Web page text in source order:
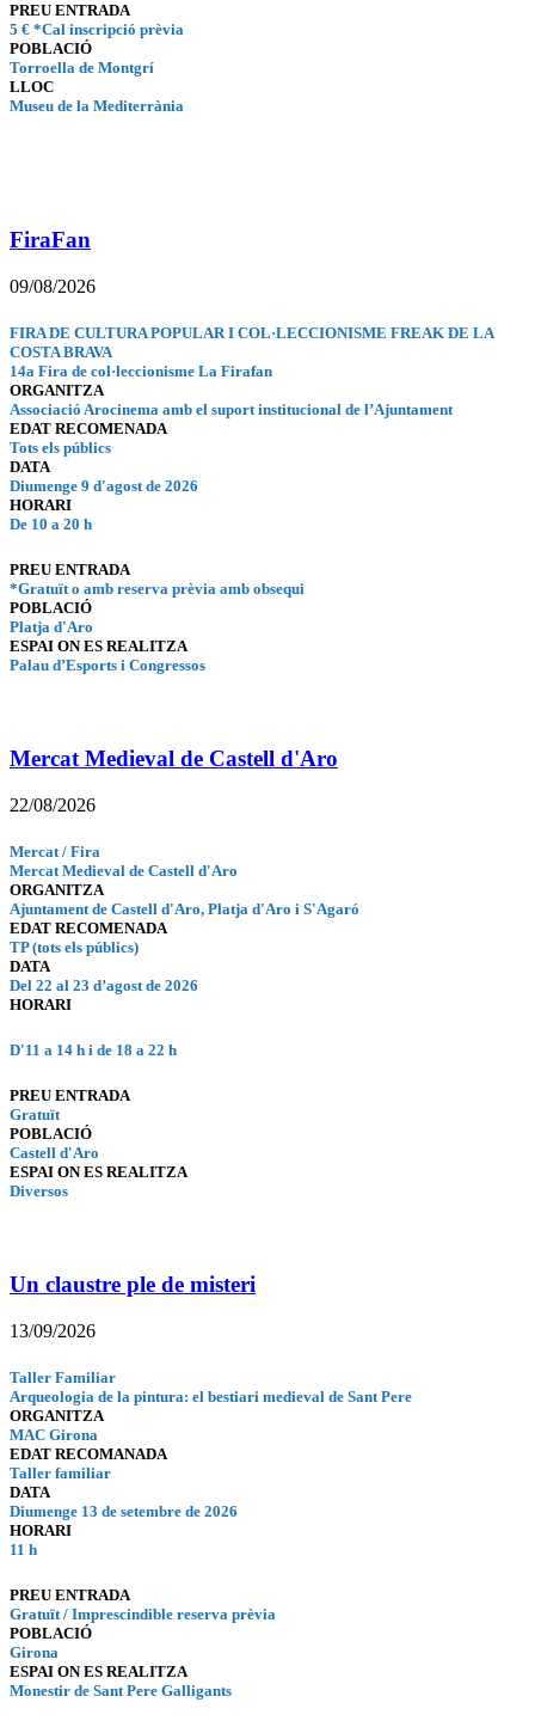
PREU ENTRADA
5 € *Cal inscripció prèvia
POBLACIÓ
Torroella de Montgrí
LLOC
Museu de la Mediterrània
FiraFan
09/08/2026
FIRA DE CULTURA POPULAR I COL·LECCIONISME FREAK DE LA
COSTA BRAVA
14a Fira de col·leccionisme La Firafan
ORGANITZA
Associació Arocinema amb el suport institucional de l’Ajuntament
EDAT RECOMENADA
Tots els públics
DATA
Diumenge 9 d'agost de 2026
HORARI
De 10 a 20 h
PREU ENTRADA
*Gratuït o amb reserva prèvia amb obsequi
POBLACIÓ
Platja d'Aro
ESPAI ON ES REALITZA
Palau d’Esports i Congressos
Mercat Medieval de Castell d'Aro
22/08/2026
Mercat / Fira
Mercat Medieval de Castell d'Aro
ORGANITZA
Ajuntament de Castell d'Aro, Platja d'Aro i S'Agaró
EDAT RECOMENADA
TP (tots els públics)
DATA
Del 22 al 23 d’agost de 2026
HORARI
D'11 a 14 h i de 18 a 22 h
PREU ENTRADA
Gratuït
POBLACIÓ
Castell d'Aro
ESPAI ON ES REALITZA
Diversos
Un claustre ple de misteri
13/09/2026
Taller Familiar
Arqueologia de la pintura: el bestiari medieval de Sant Pere
ORGANITZA
MAC Girona
EDAT RECOMANADA
Taller familiar
DATA
Diumenge 13 de setembre de 2026
HORARI
11 h
PREU ENTRADA
Gratuït / Imprescindible reserva prèvia
POBLACIÓ
Girona
ESPAI ON ES REALITZA
Monestir de Sant Pere Galligants